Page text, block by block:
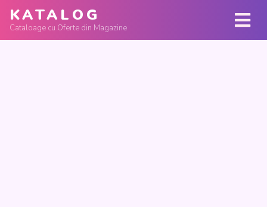
KATALOG
Cataloage cu Oferte din Magazine